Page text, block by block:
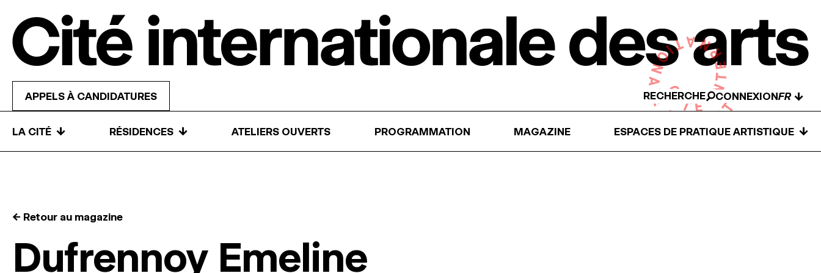
APPELS À CANDIDATURES RECHERCHE CONNEXION ↓
LA CITÉ ↓ RÉSIDENCES ↓ ATELIERS OUVERTS PROGRAMMATION MAGAZINE ESPACES DE PRATIQUE ARTISTIQUE ↓
← Retour au magazine
Dufrennoy Emeline